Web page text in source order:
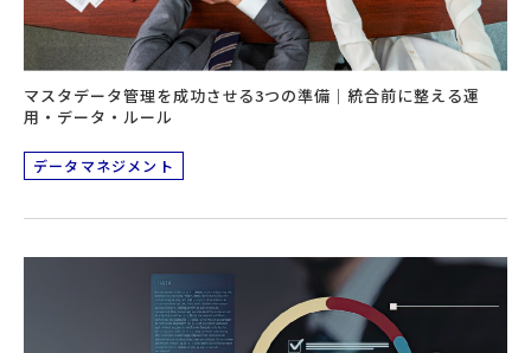
マスタデータ管理を成功させる3つの準備｜統合前に整える運
用・データ・ルール
データマネジメント